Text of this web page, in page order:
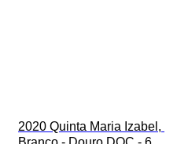
2020 Quinta Maria Izabel,